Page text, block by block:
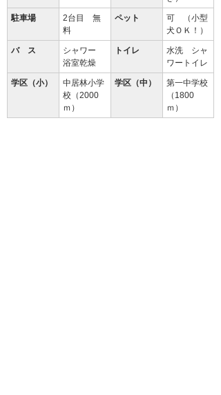
駐車場
2台目 無
料
ペット
可 （小型
犬ＯＫ！）
バ ス
シャワー
浴室乾燥
トイレ
水洗 シャ
ワートイレ
学区（小）
中居林小学
校（2000
ｍ）
学区（中）
第一中学校
（1800
ｍ）